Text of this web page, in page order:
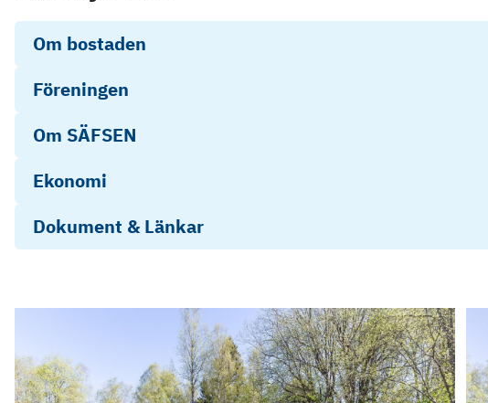
Om bostaden
Föreningen
Om SÄFSEN
Ekonomi
Dokument & Länkar